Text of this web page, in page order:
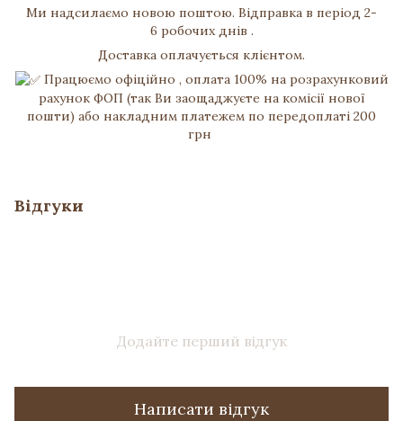
Ми надсилаємо новою поштою. Відправка в період 2-
6 робочих днів .
Доставка оплачується клієнтом.
Працюємо офіційно , оплата 100% на розрахунковий
рахунок ФОП (так Ви заощаджуєте на комісії нової
пошти) або накладним платежем по передоплаті 200
грн
Відгуки
Додайте перший відгук
Написати відгук